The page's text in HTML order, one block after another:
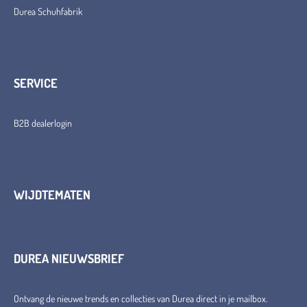
Durea Schuhfabrik
SERVICE
B2B dealerlogin
WIJDTEMATEN
DUREA NIEUWSBRIEF
Ontvang de nieuwe trends en collecties van Durea direct in je mailbox.